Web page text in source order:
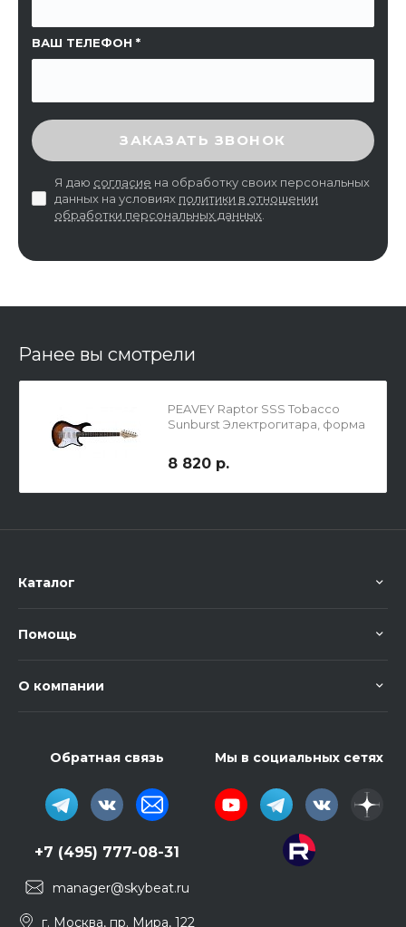
ВАШ ТЕЛЕФОН
ВВЕДИТЕ ПРОВЕРОЧНЫЙ КОД
ЗАКАЗАТЬ ЗВОНОК
Я даю согласие на обработку своих персональных
данных на условиях политики в отношении
обработки персональных данных
Ранее вы смотрели
PEAVEY Raptor SSS Tobacco
Sunburst Электрогитара, форма
8 820 р.
Каталог
Помощь
О компании
Обратная связь
+7 (495) 777-08-31
manager@skybeat.ru
г. Москва, пр. Мира, 122
Мы в социальных сетях